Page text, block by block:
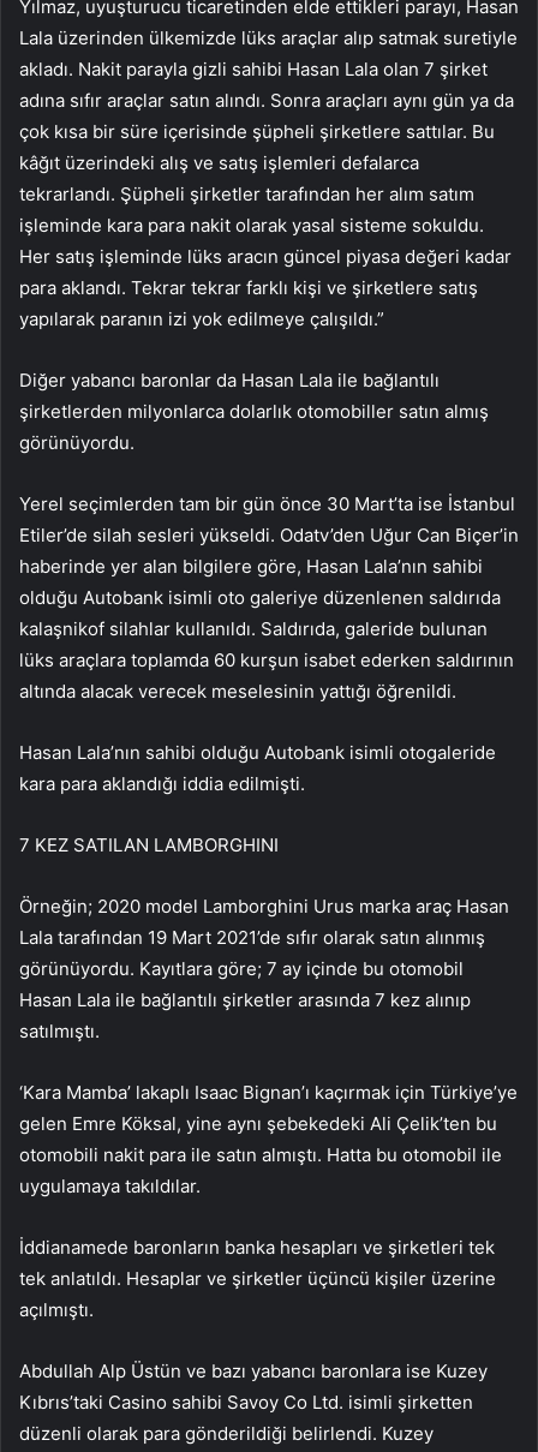
Yılmaz, uyuşturucu ticaretinden elde ettikleri parayı, Hasan
Lala üzerinden ülkemizde lüks araçlar alıp satmak suretiyle
akladı. Nakit parayla gizli sahibi Hasan Lala olan 7 şirket
adına sıfır araçlar satın alındı. Sonra araçları aynı gün ya da
çok kısa bir süre içerisinde şüpheli şirketlere sattılar. Bu
kâğıt üzerindeki alış ve satış işlemleri defalarca
tekrarlandı. Şüpheli şirketler tarafından her alım satım
işleminde kara para nakit olarak yasal sisteme sokuldu.
Her satış işleminde lüks aracın güncel piyasa değeri kadar
para aklandı. Tekrar tekrar farklı kişi ve şirketlere satış
yapılarak paranın izi yok edilmeye çalışıldı.”
Diğer yabancı baronlar da Hasan Lala ile bağlantılı
şirketlerden milyonlarca dolarlık otomobiller satın almış
görünüyordu.
Yerel seçimlerden tam bir gün önce 30 Mart’ta ise İstanbul
Etiler’de silah sesleri yükseldi. Odatv’den Uğur Can Biçer’in
haberinde yer alan bilgilere göre, Hasan Lala’nın sahibi
olduğu Autobank isimli oto galeriye düzenlenen saldırıda
kalaşnikof silahlar kullanıldı. Saldırıda, galeride bulunan
lüks araçlara toplamda 60 kurşun isabet ederken saldırının
altında alacak verecek meselesinin yattığı öğrenildi.
Hasan Lala’nın sahibi olduğu Autobank isimli otogaleride
kara para aklandığı iddia edilmişti.
7 KEZ SATILAN LAMBORGHINI
Örneğin; 2020 model Lamborghini Urus marka araç Hasan
Lala tarafından 19 Mart 2021’de sıfır olarak satın alınmış
görünüyordu. Kayıtlara göre; 7 ay içinde bu otomobil
Hasan Lala ile bağlantılı şirketler arasında 7 kez alınıp
satılmıştı.
‘Kara Mamba’ lakaplı Isaac Bignan’ı kaçırmak için Türkiye’ye
gelen Emre Köksal, yine aynı şebekedeki Ali Çelik’ten bu
otomobili nakit para ile satın almıştı. Hatta bu otomobil ile
uygulamaya takıldılar.
İddianamede baronların banka hesapları ve şirketleri tek
tek anlatıldı. Hesaplar ve şirketler üçüncü kişiler üzerine
açılmıştı.
Abdullah Alp Üstün ve bazı yabancı baronlara ise Kuzey
Kıbrıs’taki Casino sahibi Savoy Co Ltd. isimli şirketten
düzenli olarak para gönderildiği belirlendi. Kuzey